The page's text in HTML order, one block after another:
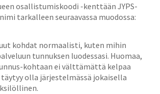
osallistumiskoodi -kenttään JYPS-
tarkalleen seuraavassa muodossa:
kohdat normaalisti, kuten mihin
tunnuksen luodessasi. Huomaa,
kohtaan ei välttämättä kelpaa
olla järjestelmässä jokaisella